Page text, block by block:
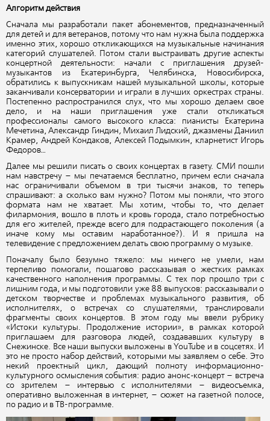
Алгоритм действия
Сначала мы разработали пакет абонементов, предназначенный
для детей и для ветеранов, потому что нам нужна была поддержка
именно этих, хорошо откликающихся на музыкальные начинания
категорий слушателей. Потом стали выстраивать другие аспекты
концертной деятельности: начали с приглашения друзей-
музыкантов из Екатеринбурга, Челябинска, Новосибирска,
обратились к выпускникам нашей музыкальной школы, которые
заканчивали консерватории и играли в лучших оркестрах страны.
Постепенно распространился слух, что мы хорошо делаем свое
дело, и на наши приглашения уже стали откликаться
профессионалы самого высокого класса: пианисты Екатерина
Мечетина, Александр Гиндин,Михаил Лидский, джазмены Даниил
Крамер, Андрей Кондаков, Алексей Подымкин, кларнетист Игорь
Федоров…
Далее мы решили писать о своих концертах в газету. СМИ пошли
нам навстречу – мы печатаемся бесплатно, причем если сначала
нас ограничивали объемом в три тысячи знаков, то теперь
спрашивают: а сколько вам нужно? Потом мы поняли, что этого
формата нам не хватает. Мы хотим, чтобы то, что делает
филармония, вошло в плоть и кровь города, стало потребностью
для его жителей, прежде всего для подрастающего поколения (а
иначе кому мы оставим наработанное?). И я пришла на
телевидение с предложением делать свою программу о музыке.
Поначалу было безумно тяжело: мы ничего не умели, нам
терпеливо помогали, пошагово рассказывая о жестких рамках
качественного наполнения программы. С тех пор прошло три с
лишним года, и мы подготовили уже 88 выпусков: рассказывали о
детском творчестве и проблемах музыкального развития, об
исполнителях, о встречах со слушателями, транслировали
фрагменты своих концертов. В этом году мы ввели рубрику
«Истоки культуры. Продолжение истории», в рамках которой
приглашаем для разговора людей, создававших культуру в
Снежинске. Все наши выпуски выложены в YouTube и в соцсетях. И
это не просто набор действий, которыми мы заявляем о себе. Это
некий проектный цикл, дающий полноту информационно-
культурного осмысления события: радио анонс-концерт – встреча
со зрителем – интервью с исполнителями – видеосъемка,
оперативно выложенная в интернет, – сюжет на газетной полосе,
по радио и в ТВ-программе.